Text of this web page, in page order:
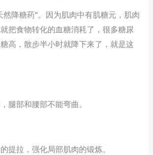
然降糖药”。因为肌肉中有肌糖元，肌肉
把食物转化的血糖消耗了，很多糖尿
高，散步半小时就降下来了，就是这
腿部和腰部不能弯曲。
提拉，强化局部肌肉的锻炼。